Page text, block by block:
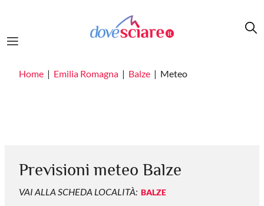
Home Emilia Romagna Balze Meteo
Previsioni meteo Balze
VAI ALLA SCHEDA LOCALITÀ: BALZE